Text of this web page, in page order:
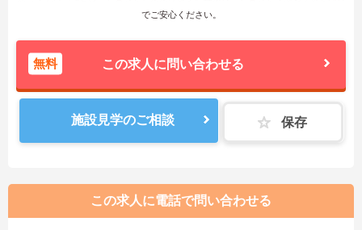
でご安心ください。
無料 この求人に問い合わせる
施設見学のご相談 保存
この求人に電話で問い合わせる